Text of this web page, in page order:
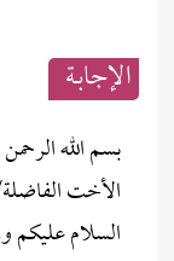
الإجابــة
بسم الله
الأخت
السلام عليكم